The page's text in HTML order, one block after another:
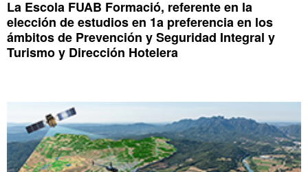
La Escola FUAB Formació, referente en la
elección de estudios en 1a preferencia en los
ámbitos de Prevención y Seguridad Integral y
Turismo y Dirección Hotelera